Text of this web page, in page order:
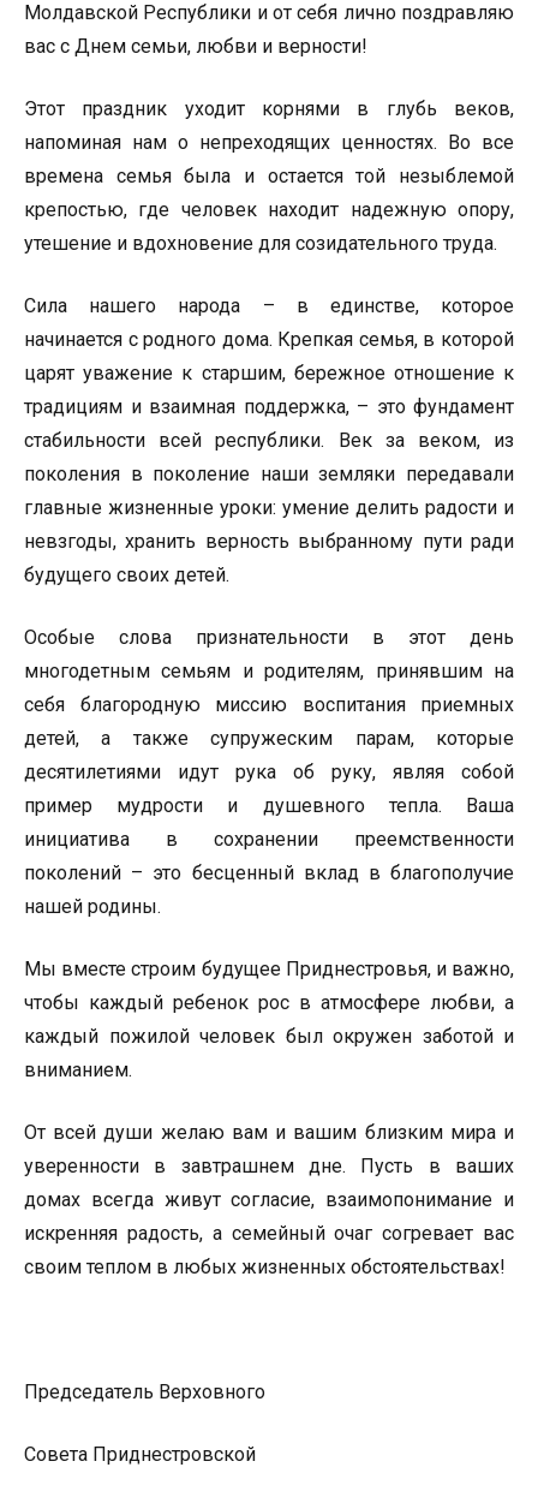
Молдавской Республики и от себя лично поздравляю
вас с Днем семьи, любви и верности!
Этот праздник уходит корнями в глубь веков,
напоминая нам о непреходящих ценностях. Во все
времена семья была и остается той незыблемой
крепостью, где человек находит надежную опору,
утешение и вдохновение для созидательного труда.
Сила нашего народа – в единстве, которое
начинается с родного дома. Крепкая семья, в которой
царят уважение к старшим, бережное отношение к
традициям и взаимная поддержка, – это фундамент
стабильности всей республики. Век за веком, из
поколения в поколение наши земляки передавали
главные жизненные уроки: умение делить радости и
невзгоды, хранить верность выбранному пути ради
будущего своих детей.
Особые слова признательности в этот день
многодетным семьям и родителям, принявшим на
себя благородную миссию воспитания приемных
детей, а также супружеским парам, которые
десятилетиями идут рука об руку, являя собой
пример мудрости и душевного тепла. Ваша
инициатива в сохранении преемственности
поколений – это бесценный вклад в благополучие
нашей родины.
Мы вместе строим будущее Приднестровья, и важно,
чтобы каждый ребенок рос в атмосфере любви, а
каждый пожилой человек был окружен заботой и
вниманием.
От всей души желаю вам и вашим близким мира и
уверенности в завтрашнем дне. Пусть в ваших
домах всегда живут согласие, взаимопонимание и
искренняя радость, а семейный очаг согревает вас
своим теплом в любых жизненных обстоятельствах!
Председатель Верховного
Совета Приднестровской